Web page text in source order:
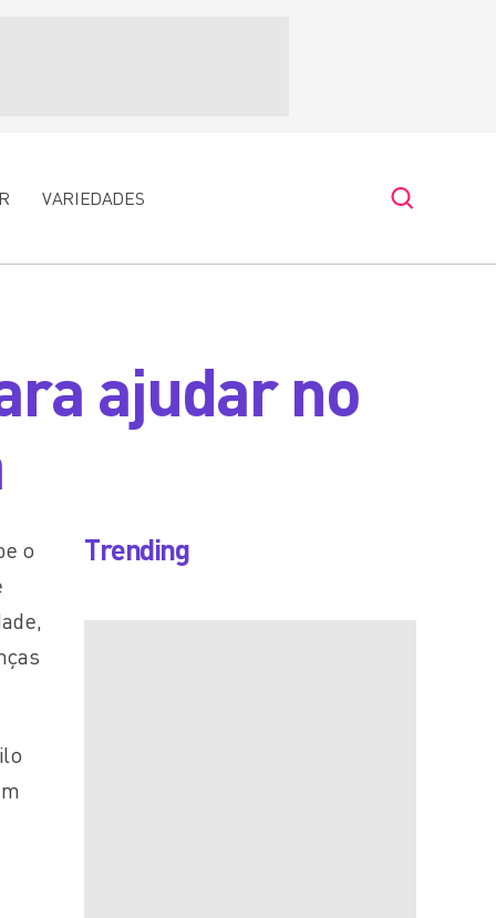
VARIEDADES
ajudar no
o
Trending